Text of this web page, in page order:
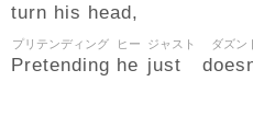
turn his head,
Pretending
プリテンディング
he
ヒー
just
ジャスト ダズン